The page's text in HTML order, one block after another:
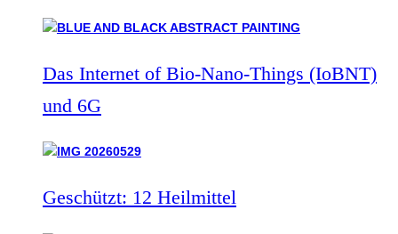
Das Internet of Bio-Nano-Things (IoBNT)
und 6G
Geschützt: 12 Heilmittel